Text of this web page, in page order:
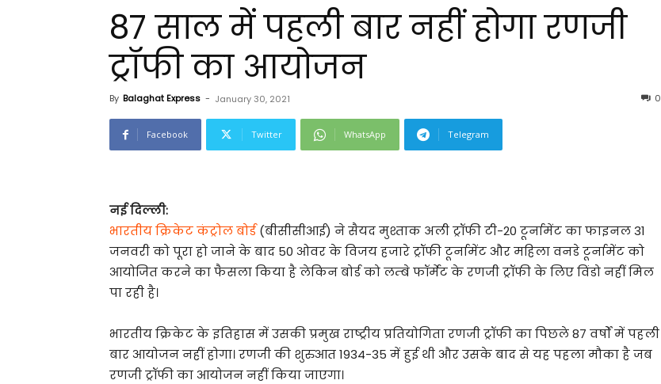
87 साल में पहली बार नहीं होगा रणजी
ट्रॉफी का आयोजन
By Balaghat Express - January 30, 2021 0
Facebook Twitter WhatsApp Telegram
नई दिल्ली:
भारतीय क्रिकेट कंट्रोल बोर्ड(बीसीसीआई) ने सैयद मुश्ताक अली ट्रॉफी टी-20 टूर्नामेंट का फाइनल 31
जनवरी को पूरा हो जाने के बाद 50 ओवर के विजय हजारे ट्रॉफी टूर्नामेंट और महिला वनडे टूर्नामेंट को
आयोजित करने का फैसला किया है लेकिन बोर्ड को लम्बे फॉर्मेट के रणजी ट्रॉफी के लिए विंडो नहीं मिल
पा रही है।
भारतीय क्रिकेट के इतिहास में उसकी प्रमुख राष्ट्रीय प्रतियोगिता रणजी ट्रॉफी का पिछले 87 वर्षों में पहली
बार आयोजन नहीं होगा। रणजी की शुरुआत 1934-35 में हुई थी और उसके बाद से यह पहला मौका है जब
रणजी ट्रॉफी का आयोजन नहीं किया जाएगा।